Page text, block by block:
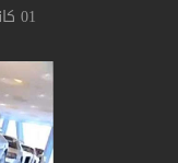
01 كانون الثاني 2013, 12:00 ص